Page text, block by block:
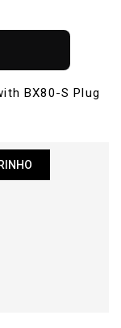
BX80-S Plug